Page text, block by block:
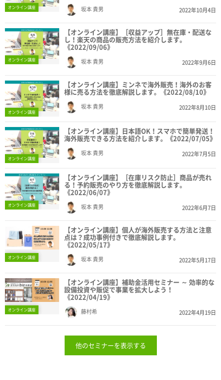
オンライン講座 坂本 貴男 2022年10月4日
オンライン講座
【オンライン講座】［収益アップ］無在庫・配送な
し！楽天の商品の販売方法を紹介します。
《2022/09/06》
坂本 貴男 2022年9月6日
オンライン講座
【オンライン講座】ミンネで海外販売！海外のお客
様に売る方法を徹底解説します。《2022/08/10》
坂本 貴男 2022年8月10日
オンライン講座
【オンライン講座】日本語OK！スマホで簡単発送！
海外販売できる方法を紹介します。《2022/07/05》
坂本 貴男 2022年7月5日
オンライン講座
【オンライン講座】［在庫リスク防止］商品が売れ
る！予約販売のやり方を徹底解説します。
《2022/06/07》
坂本 貴男 2022年6月7日
オンライン講座
【オンライン講座】個人が海外販売する方法と注意
点は？成功事例付きで徹底解説します。
《2022/05/17》
坂本 貴男 2022年5月17日
オンライン講座
【オンライン講座】補助金活用セミナー ～ 効率的な
設備投資や販促で事業を拡大しよう！
《2022/04/19》
藤村希 2022年4月19日
他のセミナーを表示する